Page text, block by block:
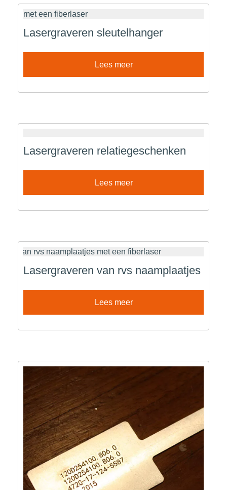
Lasergraveren sleutelhanger
Lees meer
Lasergraveren relatiegeschenken
Lees meer
Lasergraveren van rvs naamplaatjes
Lees meer